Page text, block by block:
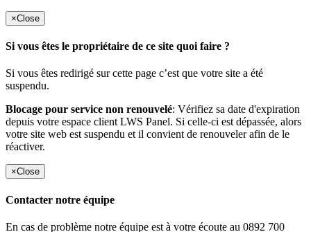
×Close
Si vous êtes le propriétaire de ce site quoi faire ?
Si vous êtes redirigé sur cette page c’est que votre site a été
suspendu.
Blocage pour service non renouvelé: Vérifiez sa date d'expiration
depuis votre espace client LWS Panel. Si celle-ci est dépassée, alors
votre site web est suspendu et il convient de renouveler afin de le
réactiver.
×Close
Contacter notre équipe
En cas de problème notre équipe est à votre écoute au 0892 700